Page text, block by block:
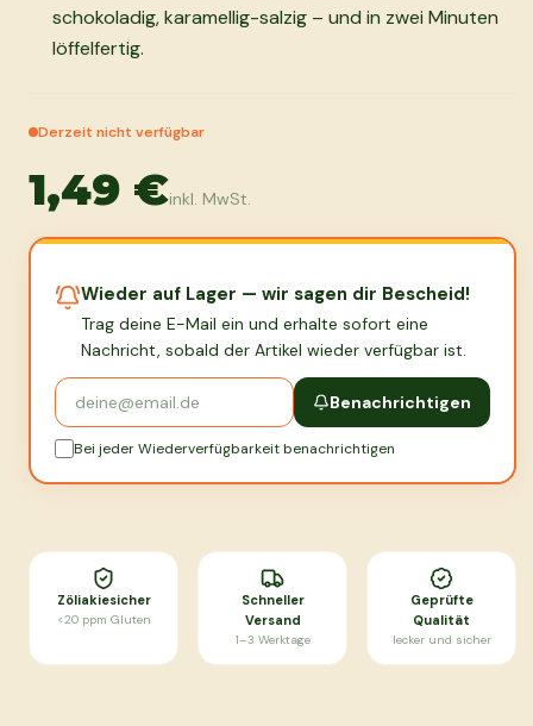
schokoladig, karamellig-salzig – und in zwei Minuten
löffelfertig.
Derzeit nicht verfügbar
1,49 €inkl. MwSt.
Wieder auf Lager — wir sagen dir Bescheid!
Trag deine E-Mail ein und erhalte sofort eine
Nachricht, sobald der Artikel wieder verfügbar ist.
Benachrichtigen
Bei jeder Wiederverfügbarkeit benachrichtigen
Zöliakiesicher
<20 ppm Gluten
Schneller
Versand
1–3 Werktage
Geprüfte
Qualität
lecker und sicher